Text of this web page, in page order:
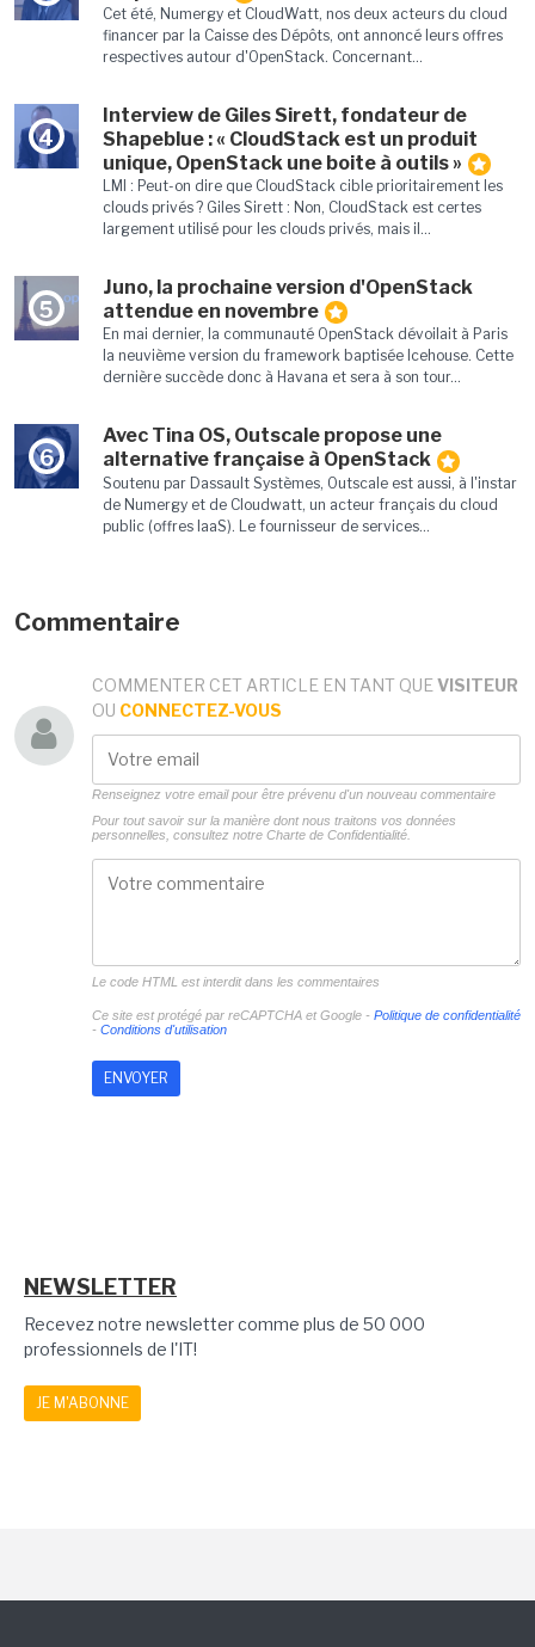
Cet été, Numergy et CloudWatt, nos deux acteurs du cloud
financer par la Caisse des Dépôts, ont annoncé leurs offres
respectives autour d'OpenStack. Concernant...
4
Interview de Giles Sirett, fondateur de
Shapeblue : « CloudStack est un produit
unique, OpenStack une boite à outils »
LMI : Peut-on dire que CloudStack cible prioritairement les
clouds privés ? Giles Sirett : Non, CloudStack est certes
largement utilisé pour les clouds privés, mais il...
5
Juno, la prochaine version d'OpenStack
attendue en novembre
En mai dernier, la communauté OpenStack dévoilait à Paris
la neuvième version du framework baptisée Icehouse. Cette
dernière succède donc à Havana et sera à son tour...
6
Avec Tina OS, Outscale propose une
alternative française à OpenStack
Soutenu par Dassault Systèmes, Outscale est aussi, à l'instar
de Numergy et de Cloudwatt, un acteur français du cloud
public (offres IaaS). Le fournisseur de services...
Commentaire
COMMENTER CET ARTICLE EN TANT QUE VISITEUR
OU CONNECTEZ-VOUS
Renseignez votre email pour être prévenu d'un nouveau commentaire
Pour tout savoir sur la manière dont nous traitons vos données
personnelles, consultez notre Charte de Confidentialité.
Le code HTML est interdit dans les commentaires
Ce site est protégé par reCAPTCHA et Google - Politique de confidentialité
- Conditions d'utilisation
NEWSLETTER
Recevez notre newsletter comme plus de 50 000
professionnels de l'IT!
JE M'ABONNE